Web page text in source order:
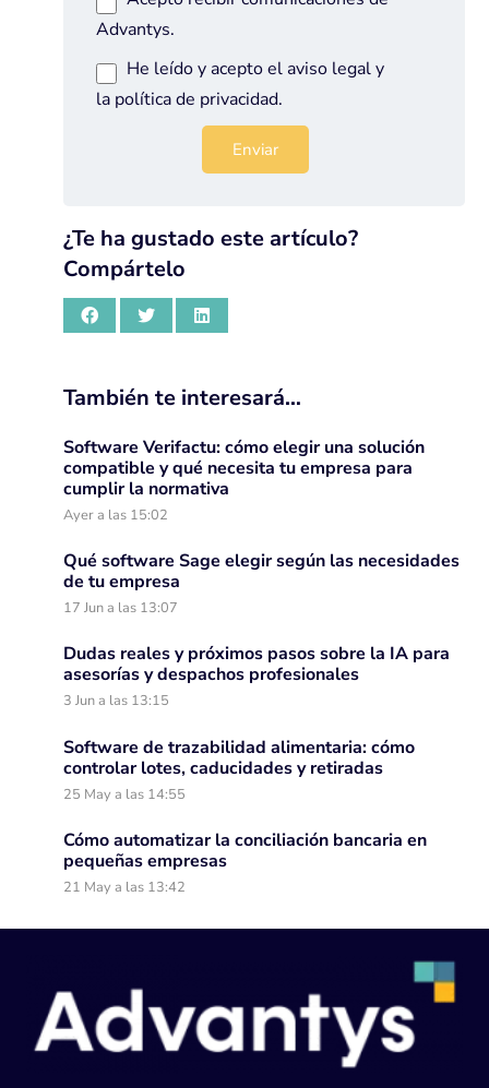
Advantys.
He leído y acepto el aviso legaly
la política de privacidad.
¿Te ha gustado este artículo?
Compártelo
También te interesará…
Software Verifactu: cómo elegir una solución
compatible y qué necesita tu empresa para
cumplir la normativa
Ayer a las 15:02
Qué software Sage elegir según las necesidades
de tu empresa
17 Jun a las 13:07
Dudas reales y próximos pasos sobre la IA para
asesorías y despachos profesionales
3 Jun a las 13:15
Software de trazabilidad alimentaria: cómo
controlar lotes, caducidades y retiradas
25 May a las 14:55
Cómo automatizar la conciliación bancaria en
pequeñas empresas
21 May a las 13:42